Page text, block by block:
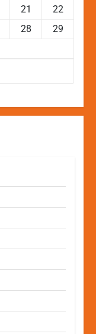
21
22
28
29